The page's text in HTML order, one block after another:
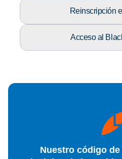
Reinscripción
Acceso al
Nuestro código